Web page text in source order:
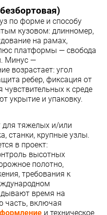
по форме и способу
кузовом: длинномер,
на рамах,
платформы — свобода
Минус —
возрастает: угол
ребер, фиксация от
к среде
укрытие и упаковку.
тяжелых и/или
станки, крупные узлы.
в проект:
высотных
полотно,
требования к
время на
часть, включая
и техническое